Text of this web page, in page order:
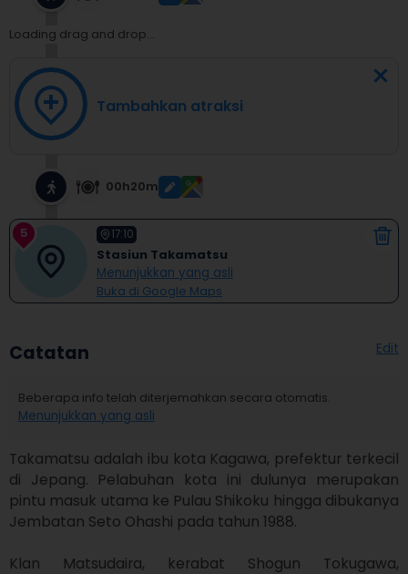
Loading drag and drop...
Tambahkan atraksi
00h20m
5 17:10
Stasiun Takamatsu
Menunjukkan yang asli
Buka di Google Maps
Catatan Edit
Beberapa info telah diterjemahkan secara otomatis.
Menunjukkan yang asli
Takamatsu adalah ibu kota Kagawa, prefektur terkecil
di Jepang. Pelabuhan kota ini dulunya merupakan
pintu masuk utama ke Pulau Shikoku hingga dibukanya
Jembatan Seto Ohashi pada tahun 1988.
Klan Matsudaira, kerabat Shogun Tokugawa,